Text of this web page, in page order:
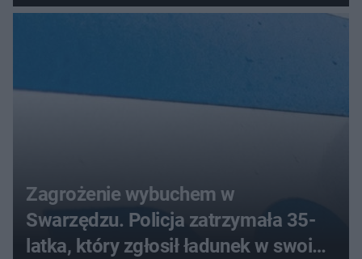
Zagrożenie wybuchem w
Swarzędzu. Policja zatrzymała 35-
latka, który zgłosił ładunek w swoim